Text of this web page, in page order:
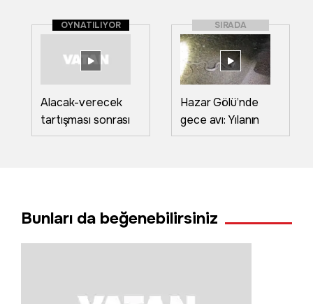
OYNATILIYOR
Alacak-verecek
tartışması sonrası
eve ateş açıp
SIRADA
Hazar Gölü’nde
gece avı: Yılanın
balık avladığı anlar
Bunları da beğenebilirsiniz